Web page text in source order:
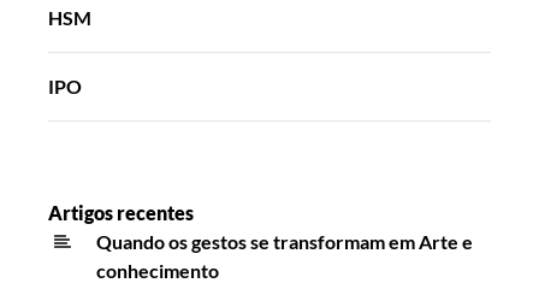
HSM
IPO
Artigos recentes
Quando os gestos se transformam em Arte e
conhecimento